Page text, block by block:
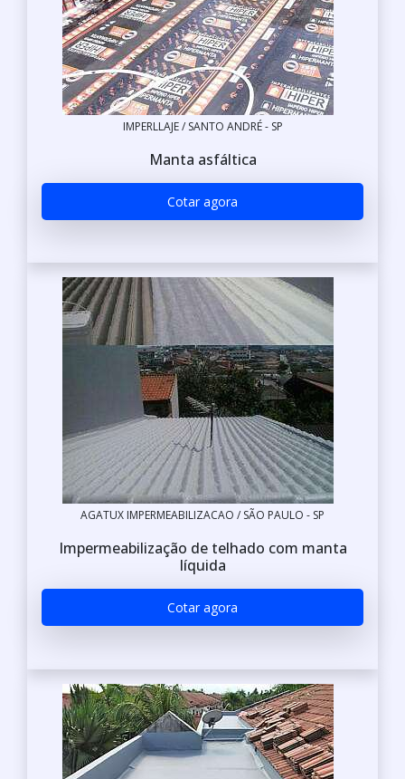
IMPERLLAJE / SANTO ANDRÉ - SP
Manta asfáltica
Cotar agora
AGATUX IMPERMEABILIZACAO / SÃO PAULO - SP
Impermeabilização de telhado com manta
líquida
Cotar agora